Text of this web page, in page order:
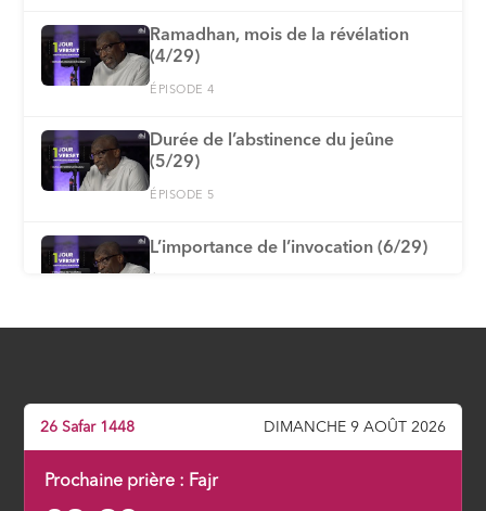
Ramadhan, mois de la révélation
(4/29)
ÉPISODE 4
Durée de l’abstinence du jeûne
(5/29)
ÉPISODE 5
L’importance de l’invocation (6/29)
Explication de la Fatiha : ses
ÉPISODE 8
26 Safar 1448 DIMANCHE 9 AOÛT 2026
Prochaine prière : Fajr